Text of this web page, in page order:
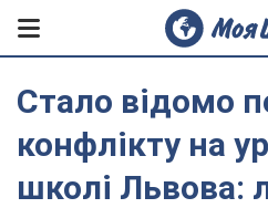
Стало відомо
конфлікту на
школі Львова: